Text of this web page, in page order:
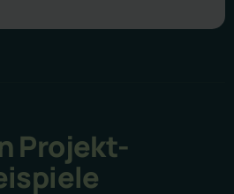
Projekt-